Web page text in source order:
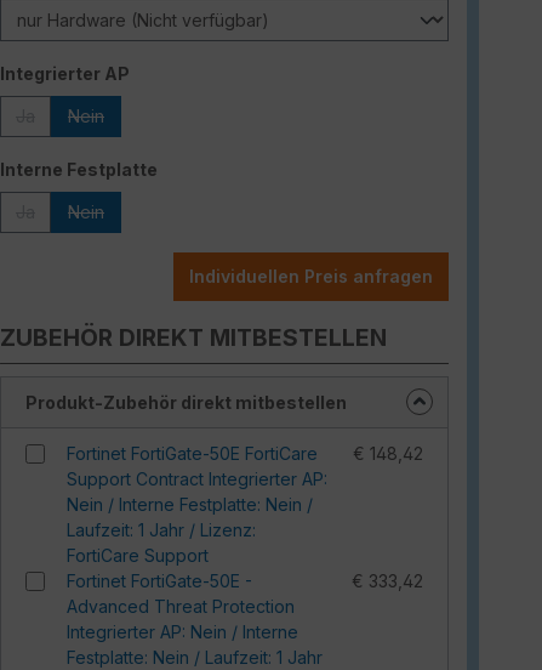
Integrierter AP
Nein
Interne Festplatte
Nein
Individuellen Preis anfragen
ZUBEHÖR DIREKT MITBESTELLEN
Produkt-Zubehör direkt mitbestellen
Fortinet FortiGate-50E FortiCare
Support Contract Integrierter AP:
Nein / Interne Festplatte: Nein /
Laufzeit: 1 Jahr / Lizenz:
FortiCare Support
€ 148,42
Fortinet FortiGate-50E -
Advanced Threat Protection
Integrierter AP: Nein / Interne
Festplatte: Nein / Laufzeit: 1 Jahr
€ 333,42